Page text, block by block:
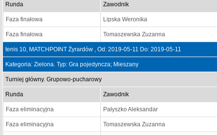
Runda Zawodnik
Faza finałowa Lipska Weronika
Faza finałowa Tomaszewska Zuzanna
tenis 10, MATCHPOINT Żyrardów , Od: 2019-05-11 Do: 2019-05-11
Kategoria: Zielona. Typ: Gra pojedyncza; Mieszany
Turniej główny. Grupowo-pucharowy
Runda Zawodnik
Faza eliminacyjna Pałyszko Aleksandar
Faza eliminacyjna Tomaszewska Zuzanna